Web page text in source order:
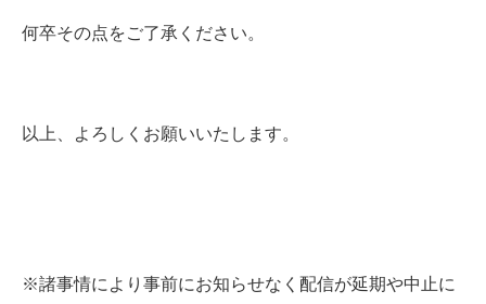
何卒その点をご了承ください。
以上、よろしくお願いいたします。
※諸事情により事前にお知らせなく配信が延期や中止に